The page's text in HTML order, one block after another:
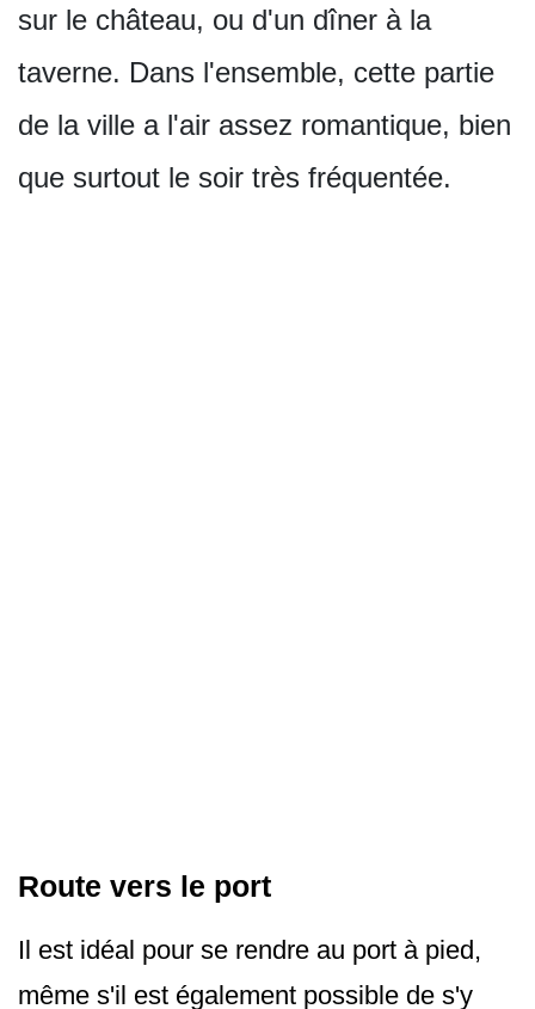
sur le château, ou d'un dîner à la
taverne. Dans l'ensemble, cette partie
de la ville a l'air assez romantique, bien
que surtout le soir très fréquentée.
Route vers le port
Il est idéal pour se rendre au port à pied,
même s'il est également possible de s'y